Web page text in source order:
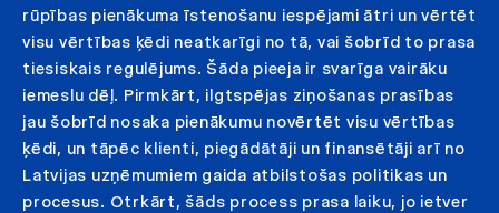
rūpības pienākuma īstenošanu iespējami ātri un vērtēt
visu vērtības ķēdi neatkarīgi no tā, vai šobrīd to prasa
tiesiskais regulējums. Šāda pieeja ir svarīga vairāku
iemeslu dēļ. Pirmkārt, ilgtspējas ziņošanas prasības
jau šobrīd nosaka pienākumu novērtēt visu vērtības
ķēdi, un tāpēc klienti, piegādātāji un finansētāji arī no
Latvijas uzņēmumiem gaida atbilstošas politikas un
procesus. Otrkārt, šāds process prasa laiku, jo ietver